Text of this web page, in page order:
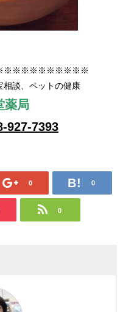
相談、ペットの健康
薬局
927-7393
0 0
0